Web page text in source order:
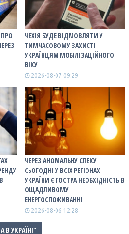
ЧЕХІЯ БУДЕ ВІДМОВЛЯТИ У
ТИМЧАСОВОМУ ЗАХИСТІ
УКРАЇНЦЯМ МОБІЛІЗАЦІЙНОГО
ВІКУ
2026-08-07 09:29
ЧЕРЕЗ АНОМАЛЬНУ СПЕКУ
СЬОГОДНІ У ВСІХ РЕГІОНАХ
УКРАЇНИ Є ГОСТРА НЕОБХІДНІСТЬ В
ОЩАДЛИВОМУ
ЕНЕРГОСПОЖИВАННІ
2026-08-06 12:28
В УКРАЇНІ"